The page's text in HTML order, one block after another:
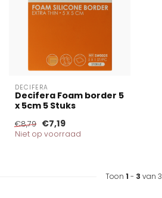
DECIFERA
Decifera Foam border 5
x 5cm 5 Stuks
€8,79 €7,19
Niet op voorraad
Toon 1 - 3 van 3